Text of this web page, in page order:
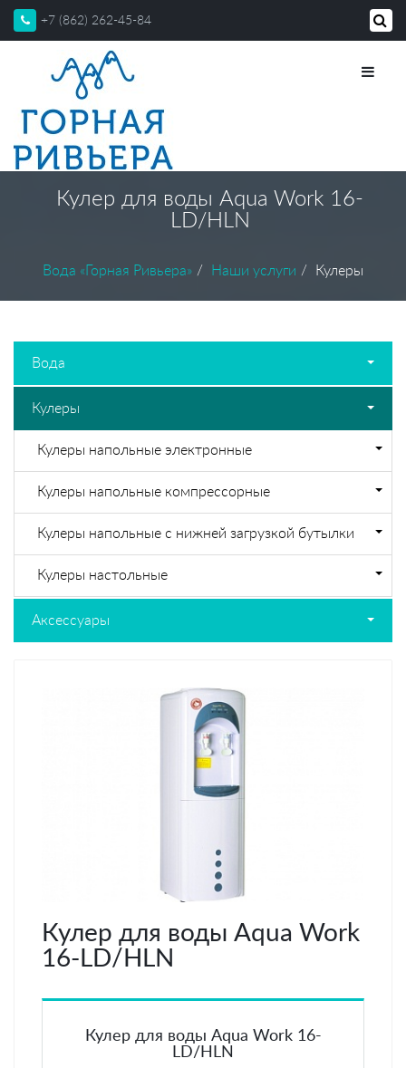
+7 (862) 262-45-84
Кулер для воды Aqua Work 16-
LD/HLN
Вода «Горная Ривьера» Наши услуги Кулеры
Вода
Кулеры
Кулеры напольные электронные
Кулеры напольные компрессорные
Кулеры напольные с нижней загрузкой бутылки
Кулеры настольные
Аксессуары
Кулер для воды Aqua Work
16-LD/HLN
Кулер для воды Aqua Work 16-
LD/HLN